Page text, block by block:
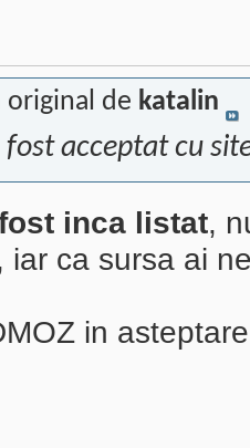
original de katalin
fost acceptat cu
inca listat,
iar ca sursa ai
in